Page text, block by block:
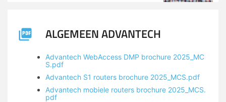
ALGEMEEN ADVANTECH
Advantech WebAccess DMP brochure 2025_MC
S.pdf
Advantech S1 routers brochure 2025_MCS.pdf
Advantech mobiele routers brochure 2025_MCS.
pdf